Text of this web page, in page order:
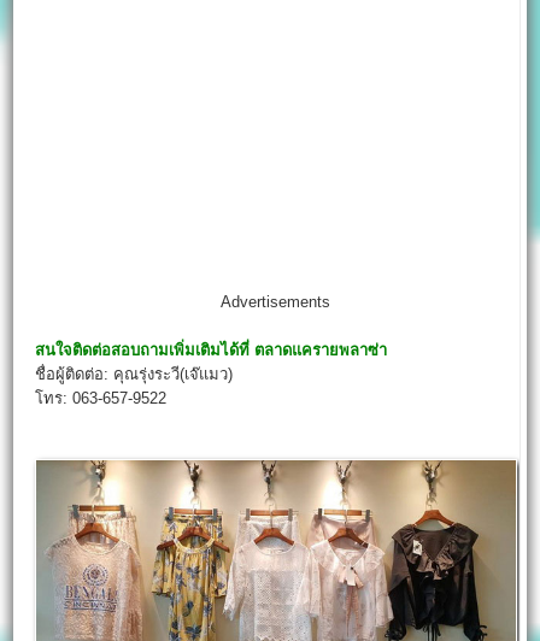
Advertisements
สนใจติดต่อสอบถามเพิ่มเติมได้ที่ ตลาดแครายพลาซ่า
ชื่อผู้ติดต่อ: คุณรุ่งระวี(เจ๊แมว)
โทร: 063-657-9522